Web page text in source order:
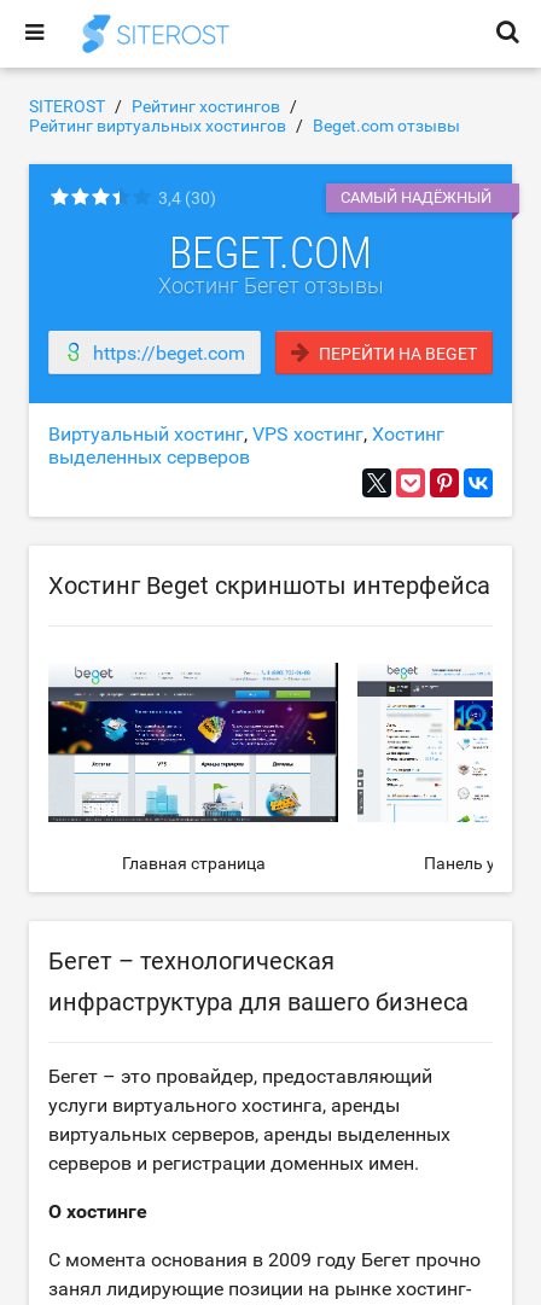
SITEROST
Рейтинг хостингов
Рейтинг виртуальных хостингов
Beget.com отзывы
3,4 (30) САМЫЙ НАДЁЖНЫЙ
BEGET.COM
Хостинг Бегет отзывы
https://beget.com ПЕРЕЙТИ НА BEGET
Виртуальный хостинг, VPS хостинг, Хостинг
выделенных серверов
Хостинг Beget скриншоты интерфейса
Главная страница Панель
Бегет – технологическая
инфраструктура для вашего бизнеса
Бегет – это провайдер, предоставляющий
услуги виртуального хостинга, аренды
виртуальных серверов, аренды выделенных
серверов и регистрации доменных имен.
О хостинге
С момента основания в 2009 году Бегет прочно
занял лидирующие позиции на рынке хостинг-